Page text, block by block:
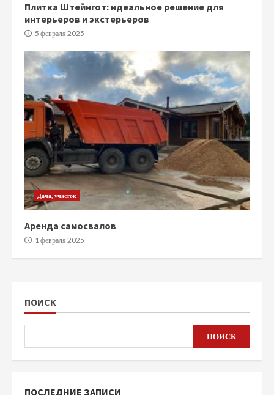
Плитка Штейнгот: идеальное решение для
интерьеров и экстерьеров
5 февраля 2025
Дача, участок
Аренда самосвалов
1 февраля 2025
ПОИСК
ПОИСК
ПОСЛЕДНИЕ ЗАПИСИ